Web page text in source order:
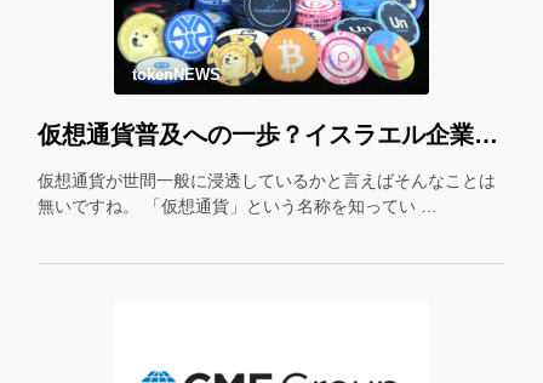
tokenNEWS
仮想通貨普及への一歩？イスラエル企業が仮想通貨をギフトカード化！
仮想通貨が世間一般に浸透しているかと言えばそんなことは
無いですね。 「仮想通貨」という名称を知ってい …